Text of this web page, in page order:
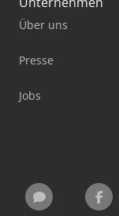
Über uns
Presse
Jobs